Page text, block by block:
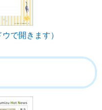
で開きます）